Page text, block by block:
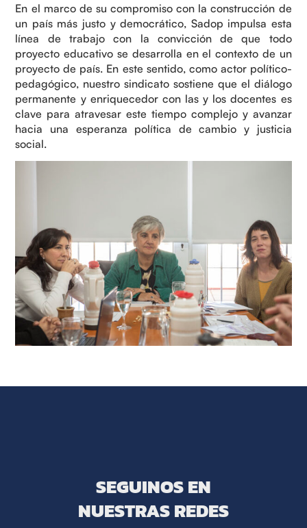
En el marco de su compromiso con la construcción de
un país más justo y democrático, Sadop impulsa esta
línea de trabajo con la convicción de que todo
proyecto educativo se desarrolla en el contexto de un
proyecto de país. En este sentido, como actor político-
pedagógico, nuestro sindicato sostiene que el diálogo
permanente y enriquecedor con las y los docentes es
clave para atravesar este tiempo complejo y avanzar
hacia una esperanza política de cambio y justicia
social.
SEGUINOS EN
NUESTRAS REDES